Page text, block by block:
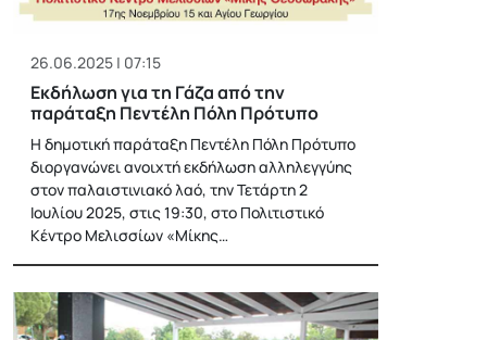
26.06.2025 | 07:15
Εκδήλωση για τη Γάζα από την
παράταξη Πεντέλη Πόλη Πρότυπο
Η δημοτική παράταξη Πεντέλη Πόλη Πρότυπο
διοργανώνει ανοιχτή εκδήλωση αλληλεγγύης
στον παλαιστινιακό λαό, την Τετάρτη 2
Ιουλίου 2025, στις 19:30, στο Πολιτιστικό
Κέντρο Μελισσίων «Μίκης…